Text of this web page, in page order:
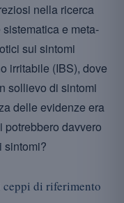
nella ricerca
e meta-
sui sintomi
irritabile (IBS), dove
sollievo di sintomi
delle evidenze era
potrebbero davvero
sintomi?
di riferimento